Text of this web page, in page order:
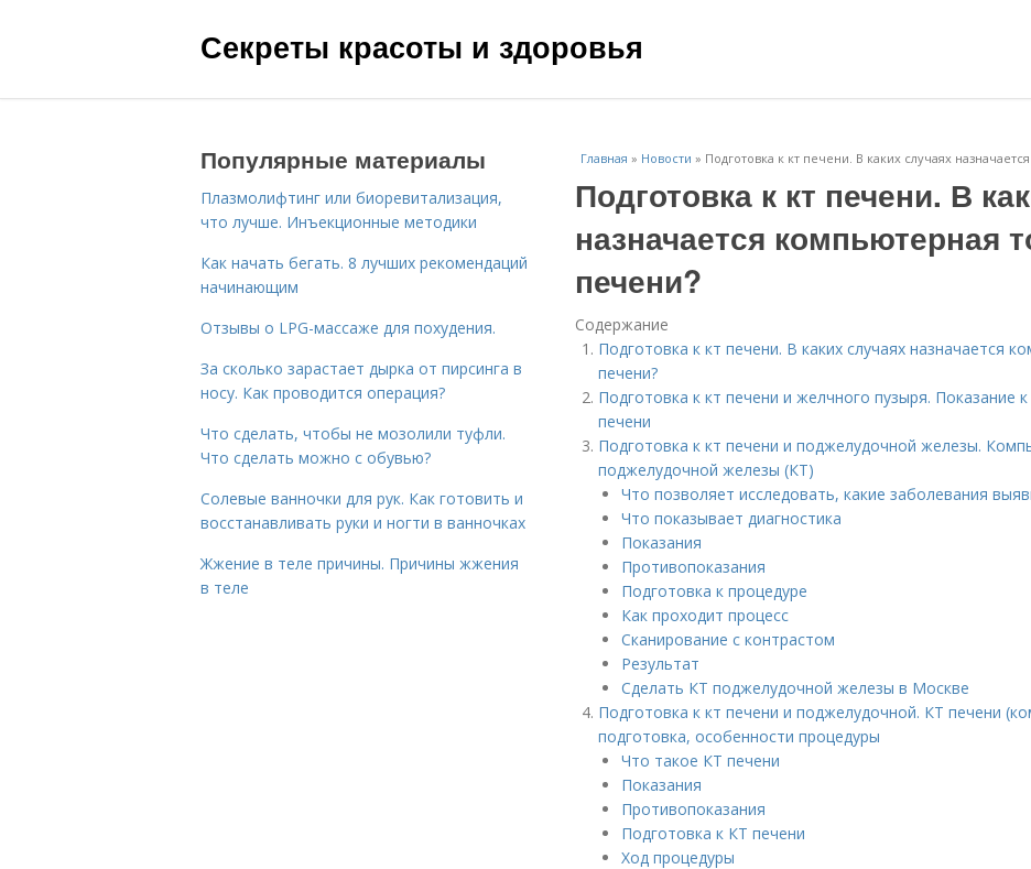
Секреты красоты и здоровья
Главная » Новости » Подготовка к кт печени. В каких случаях
Подготовка к кт печени. В
назначается компьютерная
печени?
Содержание
Подготовка к кт печени. В каких случаях назначается
печени?
Подготовка к кт печени и желчного пузыря. Показание
печени
Подготовка к кт печени и поджелудочной железы.
поджелудочной железы (КТ)
Что позволяет исследовать, какие заболевания
Что показывает диагностика
Показания
Противопоказания
Подготовка к процедуре
Как проходит процесс
Сканирование с контрастом
Результат
Сделать КТ поджелудочной железы в Москве
Подготовка к кт печени и поджелудочной. КТ печени
подготовка, особенности процедуры
Что такое КТ печени
Показания
Противопоказания
Подготовка к КТ печени
Ход процедуры
Популярные материалы
Плазмолифтинг или биоревитализация,
что лучше. Инъекционные методики
Как начать бегать. 8 лучших рекомендаций
начинающим
Отзывы о LPG-массаже для похудения.
За сколько зарастает дырка от пирсинга в
носу. Как проводится операция?
Что сделать, чтобы не мозолили туфли.
Что сделать можно с обувью?
Солевые ванночки для рук. Как готовить и
восстанавливать руки и ногти в ванночках
Жжение в теле причины. Причины жжения
в теле